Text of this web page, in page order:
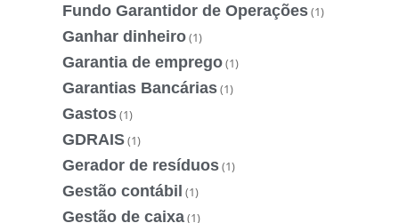
Fundo Garantidor de Operações(1)
Ganhar dinheiro(1)
Garantia de emprego(1)
Garantias Bancárias(1)
Gastos(1)
GDRAIS(1)
Gerador de resíduos(1)
Gestão contábil (1)
Gestão de caixa(1)